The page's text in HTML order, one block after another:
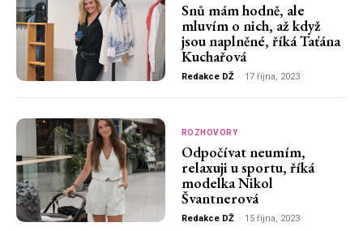
Snů mám hodně, ale
mluvím o nich, až když
jsou naplněné, říká Taťána
Kuchařová
Redakce DŽ - 17 října, 2023
ROZHOVORY
Odpočívat neumím,
relaxuji u sportu, říká
modelka Nikol
Švantnerová
Redakce DŽ - 15 října, 2023